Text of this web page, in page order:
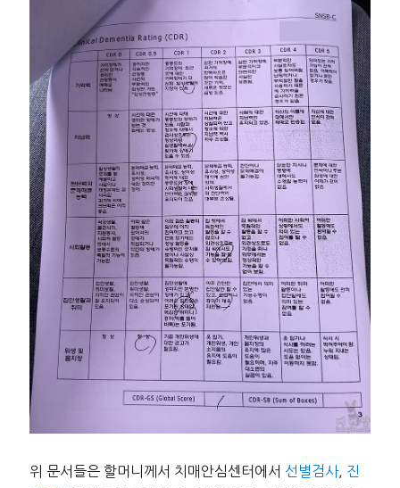
위 문서들은 할머니께서 치매안심센터에서 선별검사, 진